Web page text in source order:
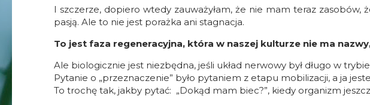
I szczerze, dopiero wtedy zauważyłam, że nie mam teraz zasobów,
pasją. Ale to nie jest porażka ani stagnacja.
To jest faza regeneracyjna, która w naszej kulturze nie ma
Ale biologicznie jest niezbędna, jeśli układ nerwowy był długo w
Pytanie o „przeznaczenie” było pytaniem z etapu mobilizacji, a ja
To trochę tak, jakby pytać: „Dokąd mam biec?”, kiedy organizm